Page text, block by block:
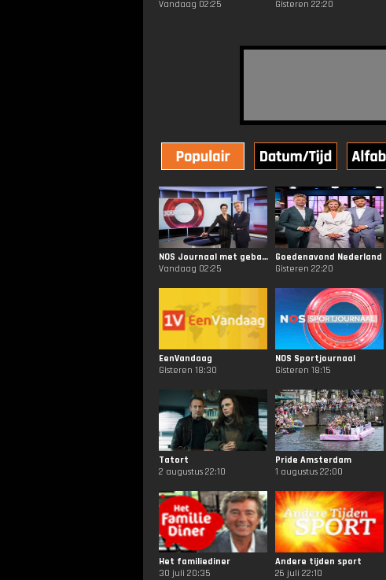
Vandaag 02:25
Gisteren 22:20
NOS Journaal met gebarentaal 20.00
Vandaag 02:25
Goedenavond Nederland
Gisteren 22:20
EenVandaag
Gisteren 18:30
NOS Sportjournaal
Gisteren 18:15
Tatort
2 augustus 22:10
Pride Amsterdam
1 augustus 22:00
Het familiediner
30 juli 20:35
Andere tijden sport
26 juli 22:10